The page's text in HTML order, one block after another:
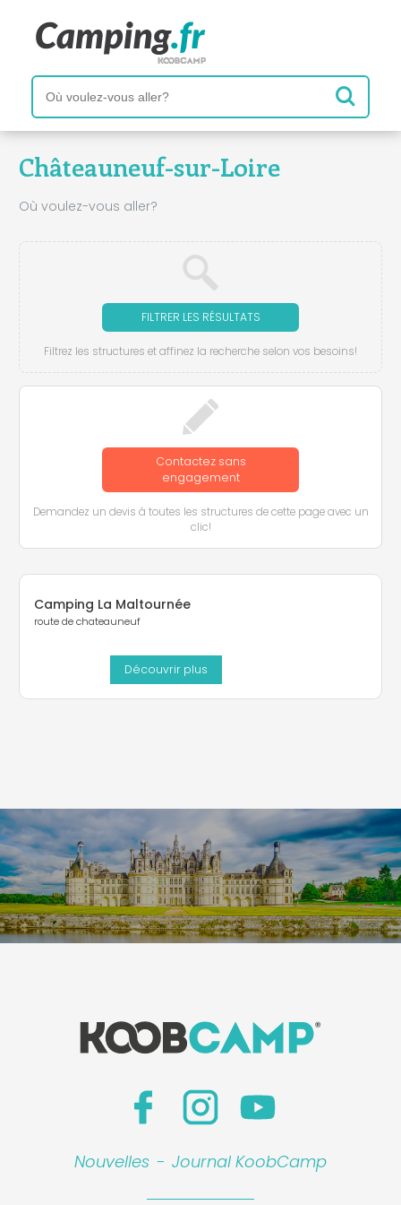
Châteauneuf-sur-Loire
Où voulez-vous aller?
FILTRER LES RÉSULTATS
Filtrez les structures et affinez la recherche selon vos besoins!
Contactez sans
engagement
Demandez un devis à toutes les structures de cette page avec un
clic!
Camping La Maltournée
route de chateauneuf
Découvrir plus
Nouvelles - Journal KoobCamp